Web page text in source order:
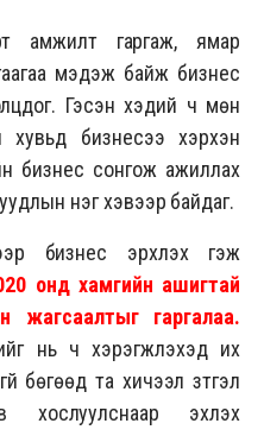
амжилт гаргаж, ямар
мэдэж байж бизнес
Гэсэн хэдий ч мөн
хувьд бизнесээ хэрхэн
бизнес сонгож ажиллах
нэг хэвээр байдаг.
бизнес эрхлэх гэж
онд хамгийн ашигтай
жагсаалтыг гаргалаа.
нь ч хэрэгжүүлэхэд их
бөгөөд та хичээл зүтгэл
хослуулснаар эхлэх